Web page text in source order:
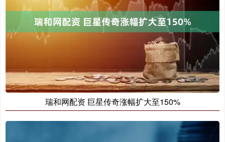
瑞和网配资 巨星传奇涨幅扩大至150%